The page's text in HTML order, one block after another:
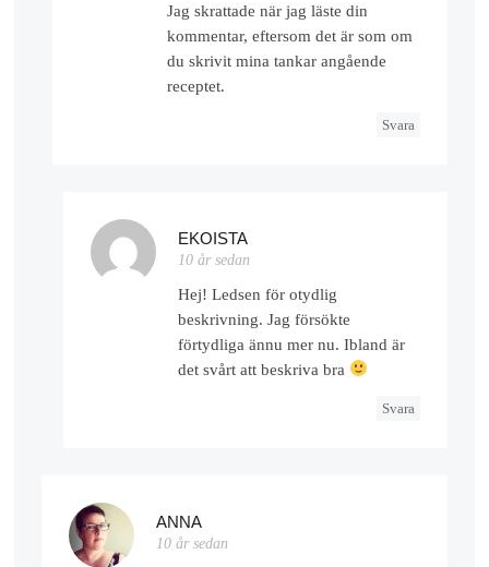
Jag skrattade när jag läste din
kommentar, eftersom det är som om
du skrivit mina tankar angående
receptet.
Svara
EKOISTA
10 år sedan
Hej! Ledsen för otydlig
beskrivning. Jag försökte
förtydliga ännu mer nu. Ibland är
det svårt att beskriva bra
Svara
ANNA
10 år sedan